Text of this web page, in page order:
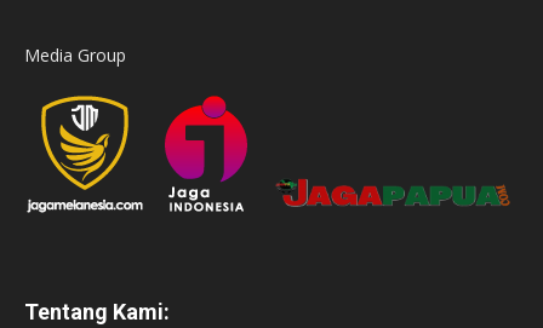
Media Group
Tentang Kami: